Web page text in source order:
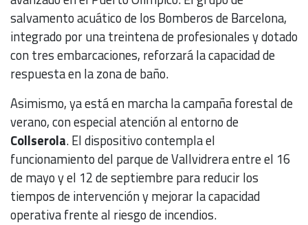
salvamento acuático de los Bomberos de Barcelona,
integrado por una treintena de profesionales y dotado
con tres embarcaciones, reforzará la capacidad de
respuesta en la zona de baño.
Asimismo, ya está en marcha la campaña forestal de
verano, con especial atención al entorno de
Collserola. El dispositivo contempla el
funcionamiento del parque de Vallvidrera entre el 16
de mayo y el 12 de septiembre para reducir los
tiempos de intervención y mejorar la capacidad
operativa frente al riesgo de incendios.